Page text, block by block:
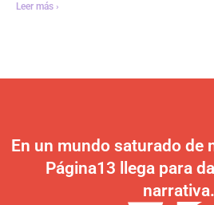
Leer más ›
En un mundo saturado de
Página13 llega para
narrativa.